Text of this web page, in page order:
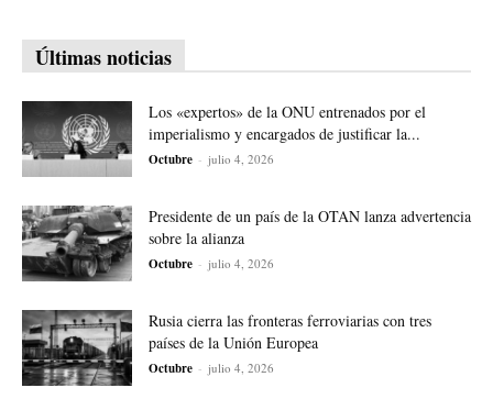
Últimas noticias
Los «expertos» de la ONU entrenados por el
imperialismo y encargados de justificar la...
Octubre - julio 4, 2026
Presidente de un país de la OTAN lanza advertencia
sobre la alianza
Octubre - julio 4, 2026
Rusia cierra las fronteras ferroviarias con tres
países de la Unión Europea
Octubre - julio 4, 2026